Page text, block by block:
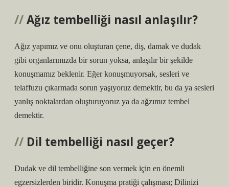
Ağız tembelliği nasıl anlaşılır?
Ağız yapımız ve onu oluşturan çene, diş, damak ve dudak
gibi organlarımızda bir sorun yoksa, anlaşılır bir şekilde
konuşmamız beklenir. Eğer konuşmuyorsak, sesleri ve
telaffuzu çıkarmada sorun yaşıyoruz demektir, bu da ya sesleri
yanlış noktalardan oluşturuyoruz ya da ağzımız tembel
demektir.
Dil tembelliği nasıl geçer?
Dudak ve dil tembelliğine son vermek için en önemli
egzersizlerden biridir. Konuşma pratiği çalışması; Dilinizi